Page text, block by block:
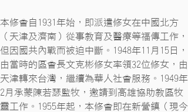
本修會自1931年始，即派遣修女在中國北方
（天津及濟南）從事教育及醫療等福傳工作，
但因國共內戰而被迫中斷。1948年11月15日，
由當時的區會長文克彬修女率領32位修女，由
天津轉來台灣，繼續為華人社會服務。1949年
2月承蒙陳若瑟監牧，邀請到高雄協助教區牧
靈工作。1955年起，本修會即在新營鎮（現今